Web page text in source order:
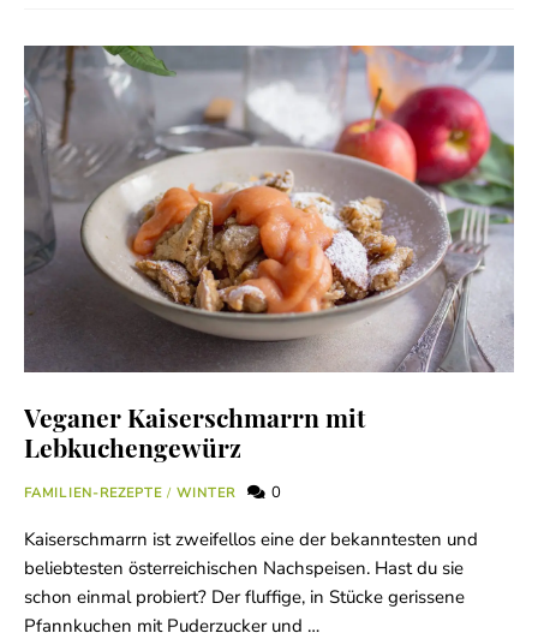
Veganer Kaiserschmarrn mit
Lebkuchengewürz
FAMILIEN-REZEPTE / WINTER 0
Kaiserschmarrn ist zweifellos eine der bekanntesten und
beliebtesten österreichischen Nachspeisen. Hast du sie
schon einmal probiert? Der fluffige, in Stücke gerissene
Pfannkuchen mit Puderzucker und …